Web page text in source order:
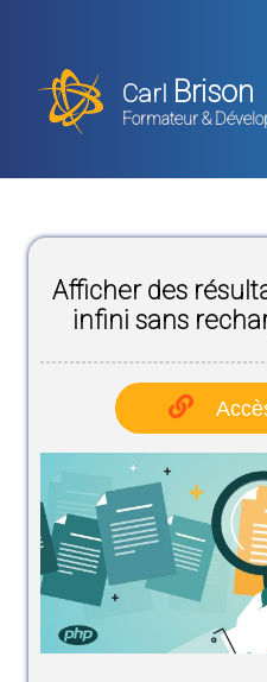
Carl Brison
Formateur &
Afficher des
infini sans